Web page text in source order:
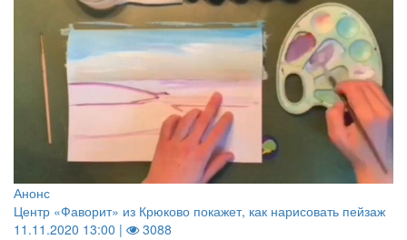
Анонс
Центр «Фаворит» из Крюково покажет, как нарисовать пейзаж
11.11.2020 13:00 |
3088